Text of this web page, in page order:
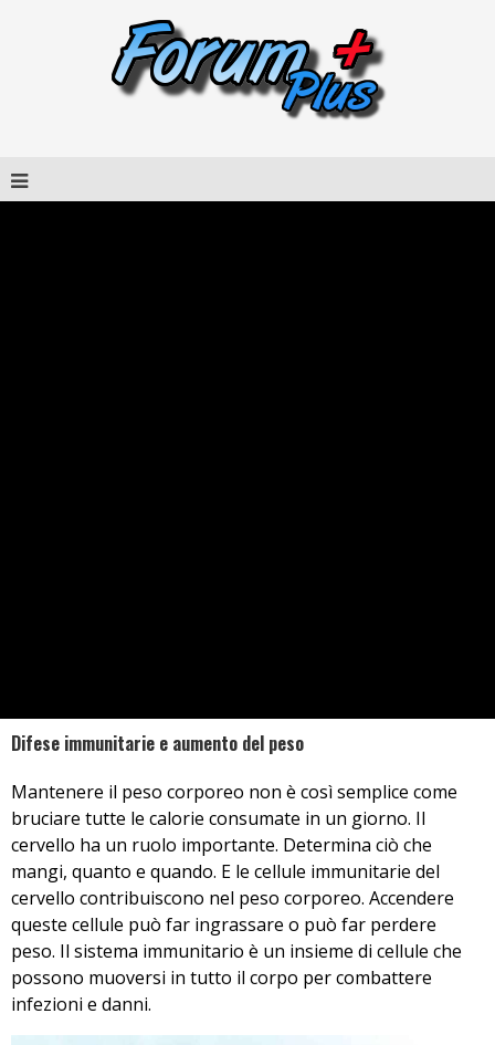
Difese immunitarie e aumento del peso
Mantenere il peso corporeo non è così semplice come
bruciare tutte le calorie consumate in un giorno. Il
cervello ha un ruolo importante. Determina ciò che
mangi, quanto e quando. E le cellule immunitarie del
cervello contribuiscono nel peso corporeo. Accendere
queste cellule può far ingrassare o può far perdere
peso. Il sistema immunitario è un insieme di cellule che
possono muoversi in tutto il corpo per combattere
infezioni e danni.